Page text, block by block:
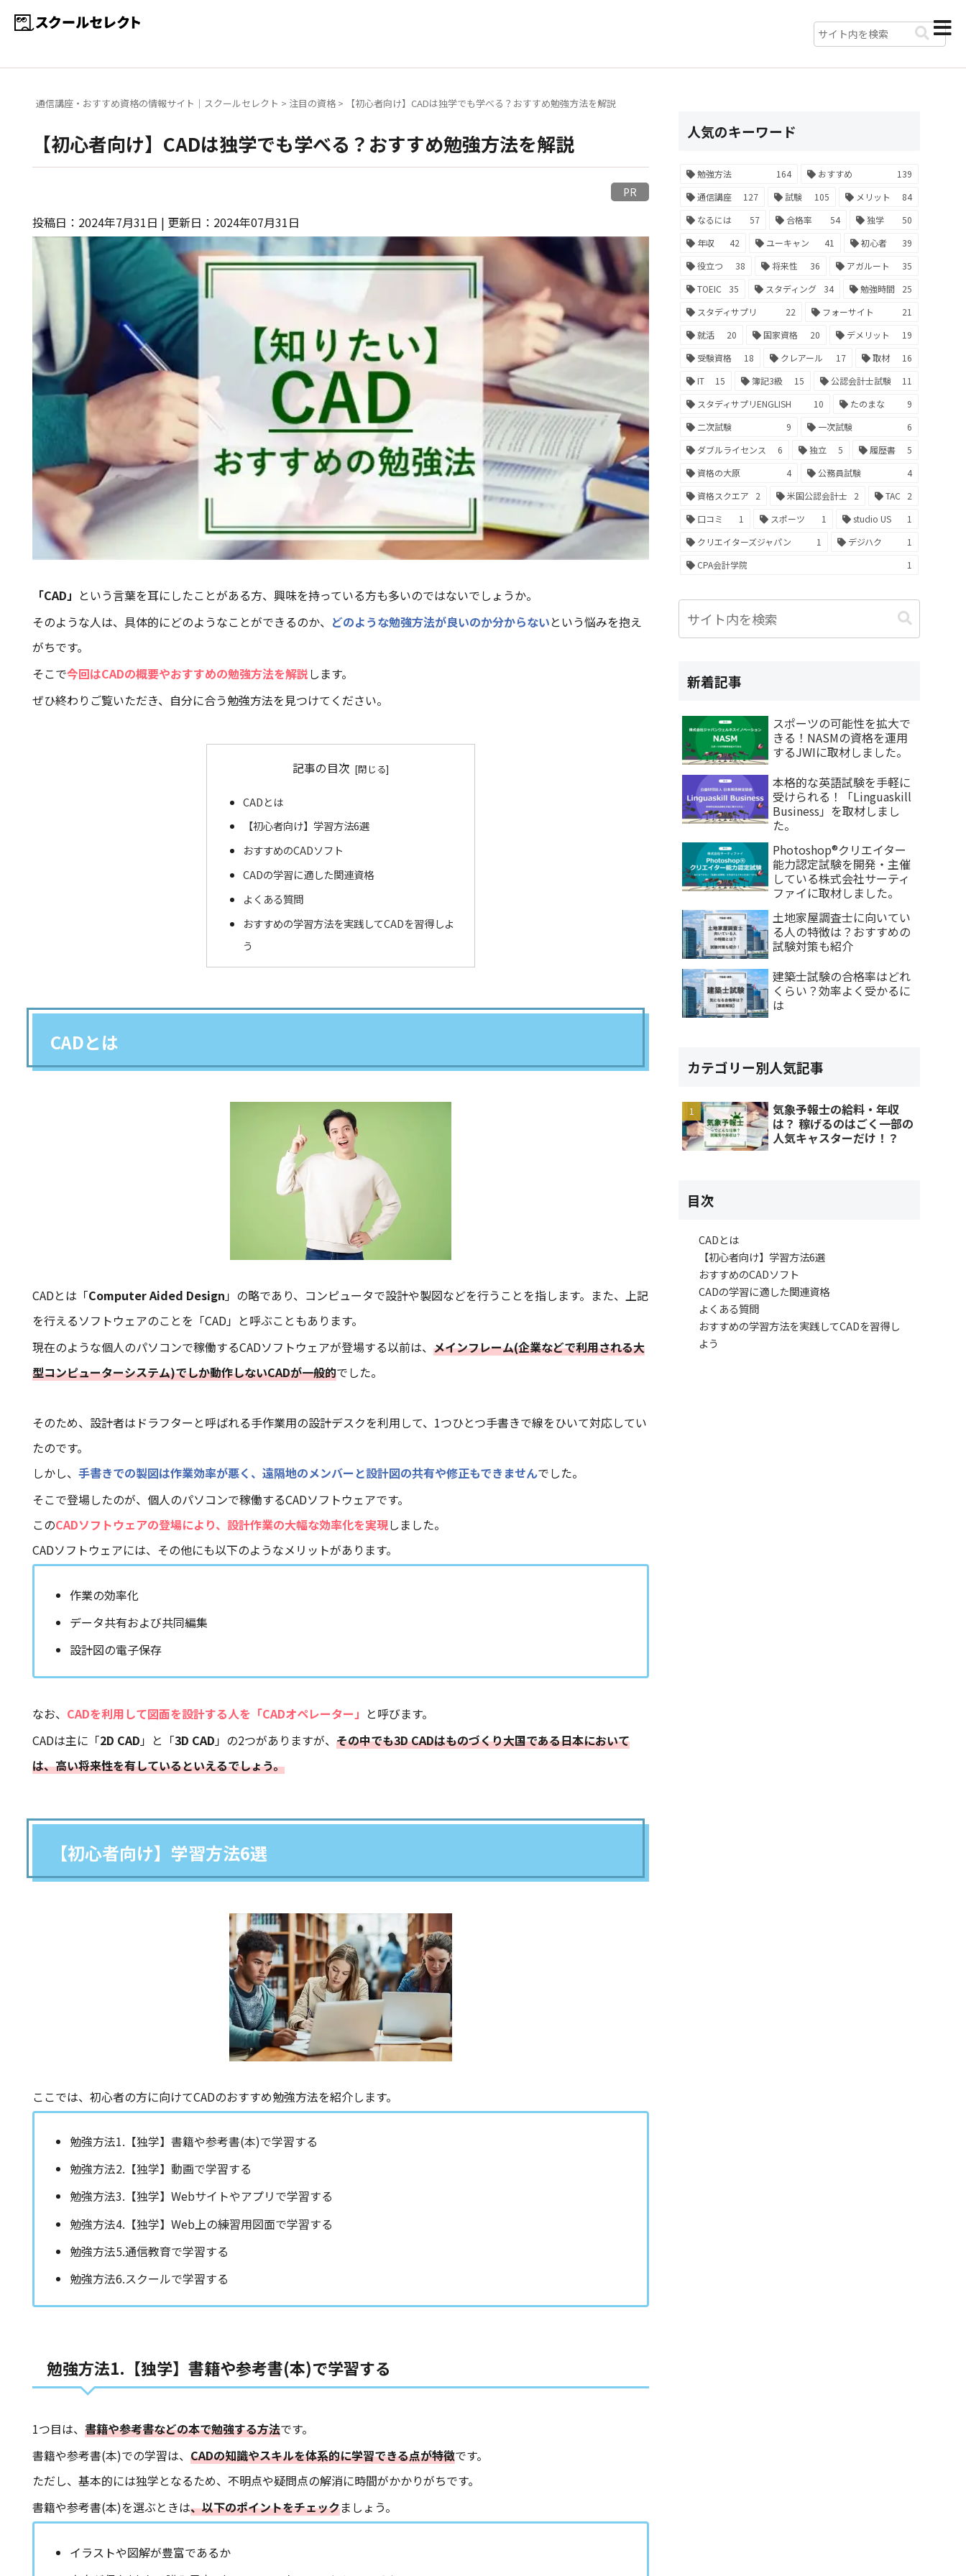
通信講座・おすすめ資格の情報サイト｜スクールセレクト > 注目の資格 > 【初心者向け】CADは独学でも学べる？おすすめ勉強方法を解説
【初心者向け】CADは独学でも学べる？おすすめ勉強方法を解説
PR
投稿日：2024年7月31日 | 更新日：2024年07月31日
「CAD」 という言葉を耳にしたことがある方、興味を持っている方も多いのではないでしょうか。
そのような人は、具体的にどのようなことができるのか、 どのような勉強方法が良いのか分からないという悩みを抱え
がちです。
そこで今回はCADの概要やおすすめの勉強方法を解説します。
ぜひ終わりご覧いただき、自分に合う勉強方法を見つけてください。
記事の目次
CADとは
【初心者向け】学習方法6選
おすすめのCADソフト
CADの学習に適した関連資格
よくある質問
おすすめの学習方法を実践してCADを習得しよ
う
CADとは
CADとは「Computer Aided Design」の略であり、コンピュータで設計や製図などを行うことを指します。また、上記
を行えるソフトウェアのことを「CAD」と呼ぶこともあります。
現在のような個人のパソコンで稼働するCADソフトウェアが登場する以前は、 メインフレーム(企業などで利用される大
型コンピューターシステム)でしか動作しないCADが一般的でした。
そのため、設計者はドラフターと呼ばれる手作業用の設計デスクを利用して、1つひとつ手書きで線をひいて対応してい
たのです。
しかし、 手書きでの製図は作業効率が悪く、遠隔地のメンバーと設計図の共有や修正もできませんでした。
そこで登場したのが、個人のパソコンで稼働するCADソフトウェアです。
このCADソフトウェアの登場により、設計作業の大幅な効率化を実現しました。
CADソフトウェアには、その他にも以下のようなメリットがあります。
作業の効率化
データ共有および共同編集
設計図の電子保存
なお、 CADを利用して図面を設計する人を「CADオペレーター」 と呼びます。
CADは主に「2D CAD」と「3D CAD」の2つがありますが、 その中でも3D CADはものづくり大国である日本において
は、高い将来性を有しているといえるでしょう。
【初心者向け】学習方法6選
ここでは、初心者の方に向けてCADのおすすめ勉強方法を紹介します。
勉強方法1.【独学】書籍や参考書(本)で学習する
勉強方法2.【独学】動画で学習する
勉強方法3.【独学】Webサイトやアプリで学習する
勉強方法4.【独学】Web上の練習用図面で学習する
勉強方法5.通信教育で学習する
勉強方法6.スクールで学習する
勉強方法1.【独学】書籍や参考書(本)で学習する
1つ目は、 書籍や参考書などの本で勉強する方法です。
書籍や参考書(本)での学習は、 CADの知識やスキルを体系的に学習できる点が特徴です。
ただし、基本的には独学となるため、不明点や疑問点の解消に時間がかかりがちです。
書籍や参考書(本)を選ぶときは、以下のポイントをチェックましょう。
イラストや図解が豊富であるか
人気のキーワード
勉強方法 164 おすすめ
139
通信講座
127 試験 105 メリット
84
なるには
57 合格率 54 独学
50
年収
42 ユーキャン 41 初心者
39
役立つ
38 将来性 36 アガルート
35
TOEIC
35 スタディング 34 勉強時間
25
スタディサプリ
22 フォーサイト
21
就活
20 国家資格 20 デメリット
19
受験資格
18 クレアール 17 取材
16
IT
15 簿記3級 15 公認会計士試験
11
スタディサプリENGLISH
10 たのまな
9
二次試験
9 一次試験
6
ダブルライセンス
6 独立 5 履歴書
5
資格の大原
4 公務員試験
4
資格スクエア
2 米国公認会計士 2 TAC
2
口コミ
1 スポーツ 1 studio US
1
クリエイターズジャパン
1 デジハク
1
CPA会計学院
1
新着記事
スポーツの可能性を拡大で
きる！NASMの資格を運用
するJWIに取材しました。
本格的な英語試験を手軽に
受けられる！「Linguaskill
Business」を取材しまし
た。
Photoshop®クリエイター
能力認定試験を開発・主催
している株式会社サーティ
ファイに取材しました。
土地家屋調査士に向いてい
る人の特徴は？おすすめの
試験対策も紹介
建築士試験の合格率はどれ
くらい？効率よく受かるに
は
カテゴリー別人気記事
気象予報士の給料・年収
は？ 稼げるのはごく一部の
人気キャスターだけ！？
目次
CADとは
【初心者向け】学習方法6選
おすすめのCADソフト
CADの学習に適した関連資格
よくある質問
おすすめの学習方法を実践してCADを習得し
よう